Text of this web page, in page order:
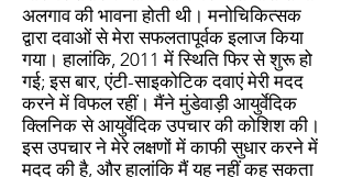
अलगाव की भावना होती थी। मनोचिकित्सक
द्वारा दवाओं से मेरा सफलतापूर्वक इलाज किया
गया। हालांकि, 2011 में स्थिति फिर से शुरू हो
गई; इस बार, एंटी-साइकोटिक दवाएं मेरी मदद
करने में विफल रहीं। मैंने मुंडेवाड़ी आयुर्वेदिक
क्लिनिक से आयुर्वेदिक उपचार की कोशिश की।
इस उपचार ने मेरे लक्षणों में काफी सुधार करने में
मदद की है, और हालांकि मैं यह नहीं कह सकता